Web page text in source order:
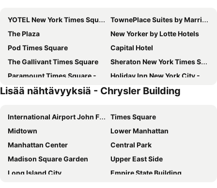
YOTEL New York Times Square
TownePlace Suites by Marriott New York Long Island City/Manhattan View
The Plaza
New Yorker by Lotte Hotels
Pod Times Square
Capital Hotel
The Gallivant Times Square
Sheraton New York Times Square Hotel
Paramount Times Square - A Generator Hotel
Holiday Inn New York City - Times Square By Ihg
The Manhattan at Times Square Hotel
LIC Manhattan View Hotel
Hotel Riu Plaza Manhattan Times Square
Hotel Riu Plaza New York Times Square
AMTD Idea Tribeca Hotel
Hilton New York Times Square
ROW NYC
Residence Inn by Marriott New York JFK Airport
Belvedere Hotel
Times Square West Hotel, BW Signature Collection
Pod 51
Hampton Inn Manhattan-Chelsea
Lisää nähtävyyksiä - Chrysler Building
International Airport John F. Kennedy
Times Square
Midtown
Lower Manhattan
Manhattan Center
Central Park
Madison Square Garden
Upper East Side
Long Island City
Empire State Building